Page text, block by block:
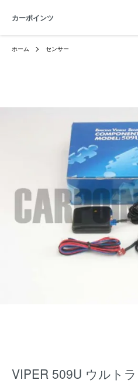
カーポインツ
ホーム センサー
VIPER 509U ウルト